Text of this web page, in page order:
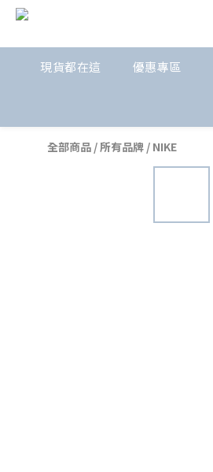
現貨都在這 優惠專區
全部商品 /所有品牌 / NIKE